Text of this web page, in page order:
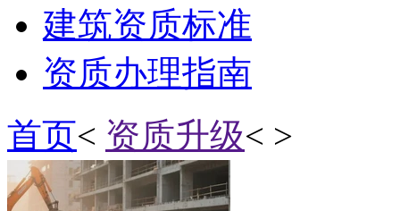
建筑资质标准
资质办理指南
首页< 资质升级< >